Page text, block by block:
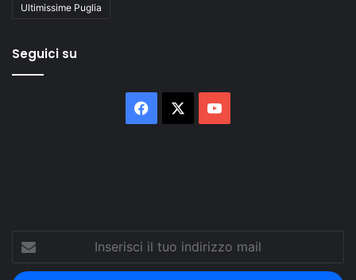
Ultimissime Puglia
Seguici su
Facebook
Inserisci
tuo